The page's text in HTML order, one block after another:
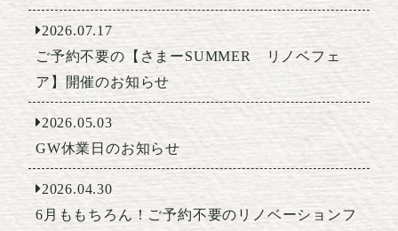
2026.07.17
ご予約不要の【さまーSUMMER リノベフェ
ア】開催のお知らせ
2026.05.03
GW休業日のお知らせ
2026.04.30
6月ももちろん！ご予約不要のリノベーションフ